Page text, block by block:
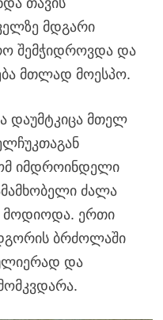
მდგარი
შემჭიდროვდა და
მთლად მოესპო.
დაუმტკიცა მთელ
იმდროინდელი
ძალა
მოდიოდა. ერთი
ბრძოლაში
და